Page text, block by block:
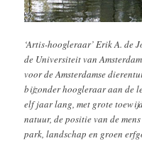
‘Artis-hoogleraar’ Erik A. de
de Universiteit van
voor de Amsterdamse
bijzonder hoogleraar aan de
elf jaar lang, met grote
natuur, de positie van de
park, landschap en groen